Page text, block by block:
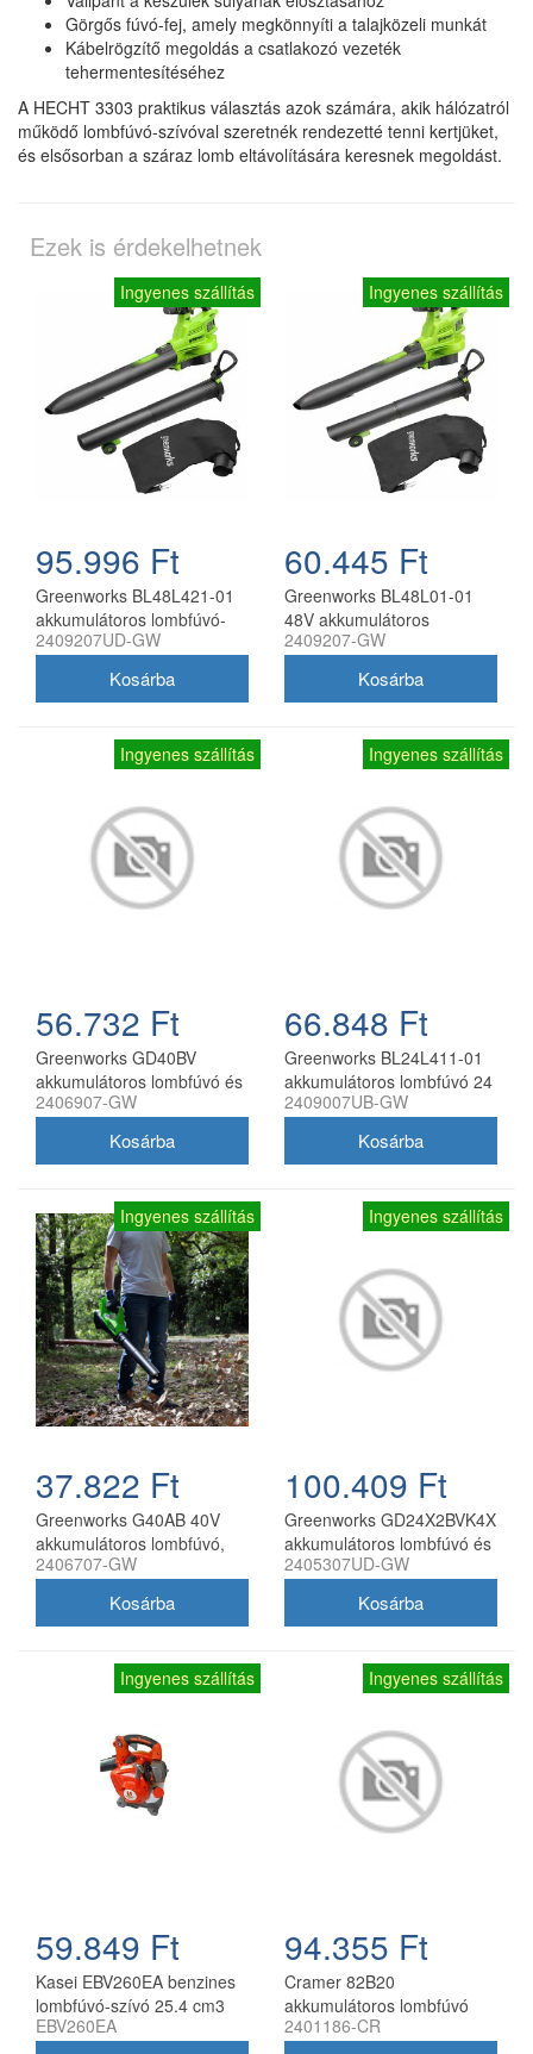
Görgős fúvó-fej, amely megkönnyíti a talajközeli munkát
Kábelrögzítő megoldás a csatlakozó vezeték
tehermentesítéséhez
A HECHT 3303 praktikus választás azok számára, akik hálózatról
működő lombfúvó-szívóval szeretnék rendezetté tenni kertjüket,
és elsősorban a száraz lomb eltávolítására keresnek megoldást.
Ezek is érdekelhetnek
Ingyenes szállítás
95.996 Ft
Greenworks BL48L421-01
akkumulátoros lombfúvó-
szívó 48V (2x24V)
2409207UD-GW
Ingyenes szállítás
60.445 Ft
Greenworks BL48L01-01
48V akkumulátoros
lombfúvó akku és töltő
2409207-GW
Ingyenes szállítás
56.732 Ft
Greenworks GD40BV
akkumulátoros lombfúvó és
lombszívó 40 V
2406907-GW
Ingyenes szállítás
66.848 Ft
Greenworks BL24L411-01
akkumulátoros lombfúvó 24
V 4,0 Ah akkuval és 2 A
2409007UB-GW
Ingyenes szállítás
37.822 Ft
Greenworks G40AB 40V
akkumulátoros lombfúvó,
akkumulátor és töltő nélkül
2406707-GW
Ingyenes szállítás
100.409 Ft
Greenworks GD24X2BVK4X
akkumulátoros lombfúvó és
lombszívó 48 V 2x24 V 2
2405307UD-GW
Ingyenes szállítás
59.849 Ft
Kasei EBV260EA benzines
lombfúvó-szívó 25.4 cm3
0.8 kW gyűjtőzsákkal
EBV260EA
Ingyenes szállítás
94.355 Ft
Cramer 82B20
akkumulátoros lombfúvó
82V, akku és töltő nélkül
2401186-CR